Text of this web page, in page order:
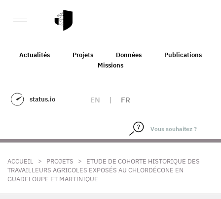
Actualités Projets Données
Publications
Missions
status.io EN | FR
ACCUEIL > PROJETS >
ETUDE DE COHORTE HISTORIQUE DES
TRAVAILLEURS AGRICOLES EXPOSÉS AU CHLORDÉCONE EN
GUADELOUPE ET MARTINIQUE